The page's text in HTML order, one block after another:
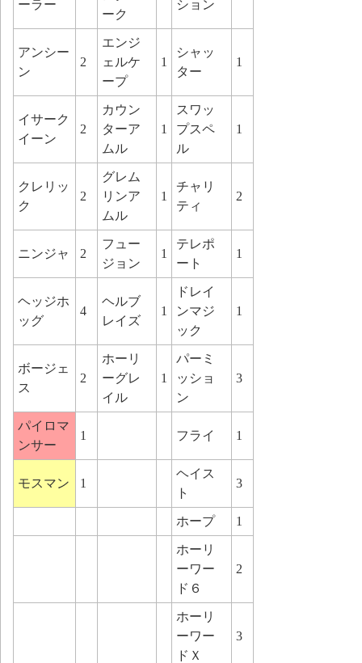
ーラー
ーク
ション
アンシー
ン
2
エンジ
ェルケ
ープ
1
シャッ
ター
1
イサーク
イーン
2
カウン
ターア
ムル
1
スワッ
プスペ
ル
1
クレリッ
ク
2
グレム
リンア
ムル
1
チャリ
ティ
2
ニンジャ 2
フュー
ジョン
1
テレポ
ート
1
ヘッジホ
ッグ
4
ヘルブ
レイズ
1
ドレイ
ンマジ
ック
1
ボージェ
ス
2
ホーリ
ーグレ
イル
1
パーミ
ッショ
ン
3
パイロマ
ンサー
1 フライ 1
モスマン 1
ヘイス
ト
3
ホープ 1
ホーリ
ーワー
ド６
2
ホーリ
ーワー
ドＸ
3